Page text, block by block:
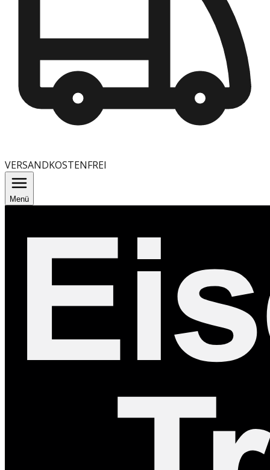
VERSANDKOSTENFREI
Menü